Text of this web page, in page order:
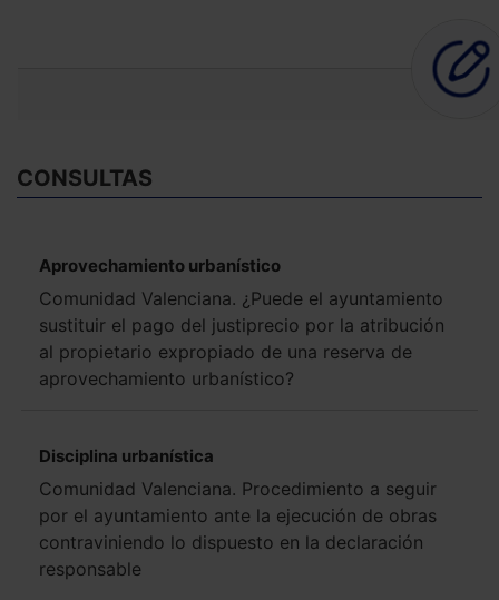
CONSULTAS
Aprovechamiento urbanístico
Comunidad Valenciana. ¿Puede el ayuntamiento
sustituir el pago del justiprecio por la atribución
al propietario expropiado de una reserva de
aprovechamiento urbanístico?
Disciplina urbanística
Comunidad Valenciana. Procedimiento a seguir
por el ayuntamiento ante la ejecución de obras
contraviniendo lo dispuesto en la declaración
responsable